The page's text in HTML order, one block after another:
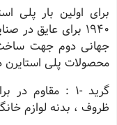
برای اولین بار پلی
1940 برای عایق
جهانی دوم جهت
محصولات پلی
گرید -1 :
ظروف ، بدنه لوازم